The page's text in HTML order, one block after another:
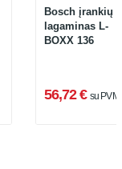
Bosch įrankių
lagaminas L-
BOXX 136
56,72 € su PVM